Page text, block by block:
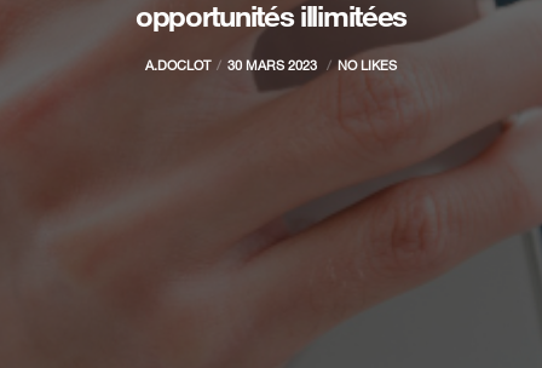
opportunités illimitées
A.DOCLOT 30 MARS 2023 NO LIKES